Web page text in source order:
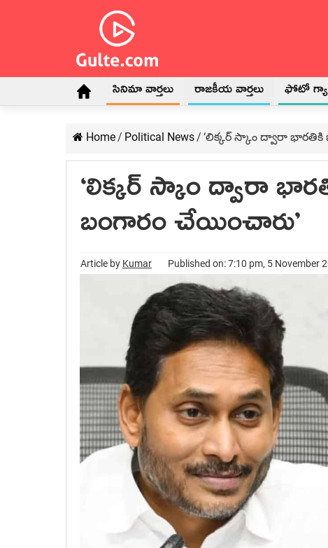
సినిమా వార్తలు రాజకీయ వార్తలు ఫోటో
Home/ Political News/ ‘లిక్కర్ స్కాం ద్వారా భారతికి
‘లిక్కర్ స్కాం ద్వారా
బంగారం చేయించారు’
Article by Kumar Published on: 7:10 pm, 5 November